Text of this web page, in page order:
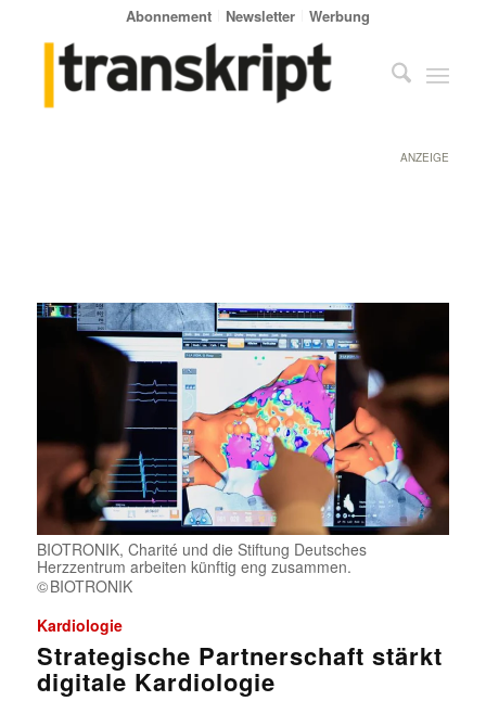
Abonnement Newsletter Werbung
ANZEIGE
BIOTRONIK, Charité und die Stiftung Deutsches
Herzzentrum arbeiten künftig eng zusammen.
BIOTRONIK
Kardiologie
Strategische Partnerschaft stärkt
digitale Kardiologie